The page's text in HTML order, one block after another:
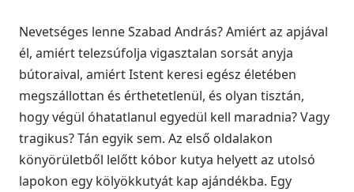
Nevetséges lenne Szabad András? Amiért az apjával
él, amiért telezsúfolja vigasztalan sorsát anyja
bútoraival, amiért Istent keresi egész életében
megszállottan és érthetetlenül, és olyan tisztán,
hogy végül óhatatlanul egyedül kell maradnia? Vagy
tragikus? Tán egyik sem. Az első oldalakon
könyörületből lelőtt kóbor kutya helyett az utolsó
lapokon egy kölyökkutyát kap ajándékba. Egy